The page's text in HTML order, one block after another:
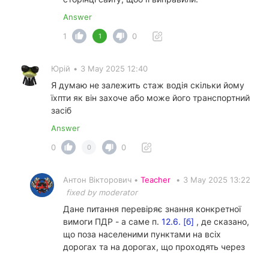
Answer
1
1 0
Юрій • 3 May 2025 12:40
Я думаю не залежить стаж водія скільки йому
їхпти як він захоче або може його транспортний
засіб
Answer
0
0 0
Антон Вікторович • Teacher • 3 May 2025 13:22
fixed by moderator
Дане питання перевіряє знання конкретної
вимоги ПДР - а саме п. 12.6. [б] , де сказано,
що поза населеними пунктами на всіх
дорогах та на дорогах, що проходять через